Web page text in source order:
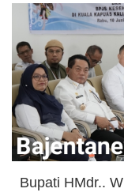
Bupati HMdr..